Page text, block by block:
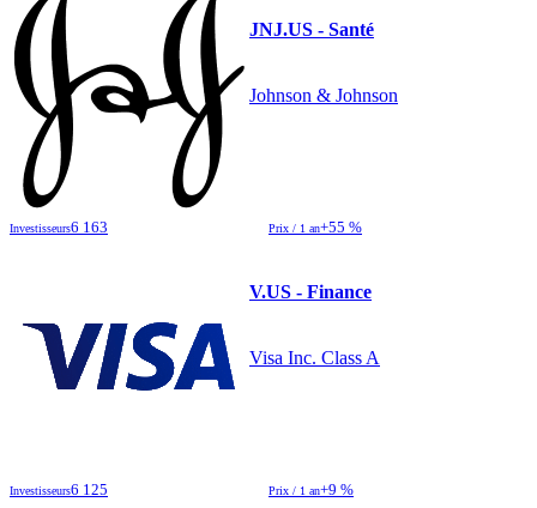
JNJ.US - Santé
Johnson & Johnson
Investisseurs6 163 Prix / 1 an+55 %
V.US - Finance
Visa Inc. Class A
Investisseurs6 125 Prix / 1 an+9 %